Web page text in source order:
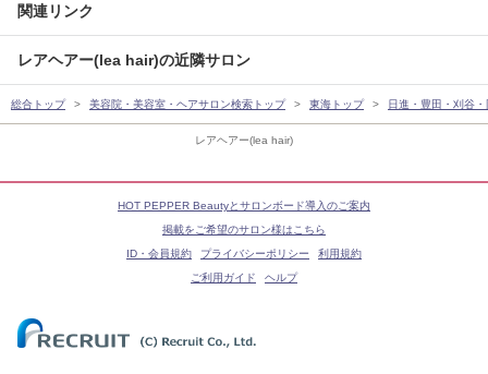
レアヘアー(lea hair)
関連リンク
レアヘアー(lea hair)の近隣サロン
総合トップ 美容院・美容室・ヘアサロン検索トップ 東海トップ 日進・豊田・刈谷
HOT PEPPER Beautyとサロンボード導入のご案内
掲載をご希望のサロン様はこちら
ID・会員規約
プライバシーポリシー
利用規約
ご利用ガイド
ヘルプ